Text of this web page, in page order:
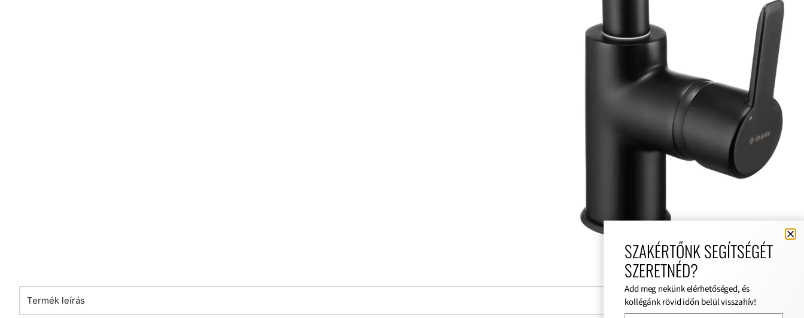
Termék leírás
SZAKÉRTŐNK SEGÍTSÉGÉT
SZERETNÉD?
Add meg nekünk elérhetőséged, és
kollégánk rövid időn belül visszahív!